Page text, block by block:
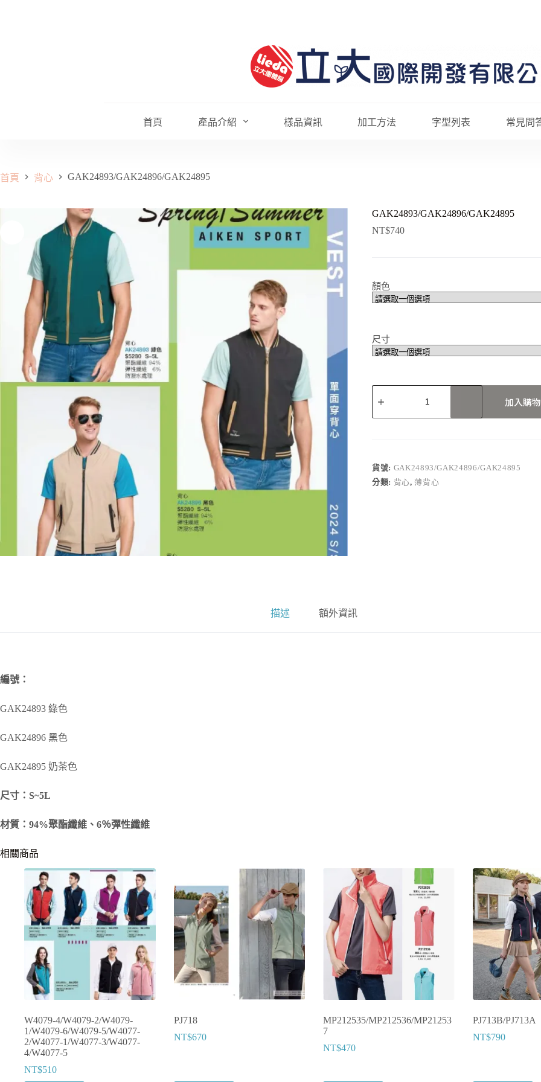
首頁 產品介紹 樣品資訊 加工方法 字型列表 常見問
首頁 背心 GAK24893/GAK24896/GAK24895
GAK24893/GAK24896/GAK24895
NT$740
顏色
尺寸
GAK24893/GAK24896/GAK24895
數
量
加入購
貨號: GAK24893/GAK24896/GAK24895
分類: 背心, 薄背心
描述 額外資訊
編號：
GAK24893 綠色
GAK24896 黑色
GAK24895 奶茶色
尺寸：S~5L
材質：94%聚酯纖維、6％彈性纖維
相關商品
W4079-4/W4079-2/W4079-
1/W4079-6/W4079-5/W4077-
2/W4077-1/W4077-3/W4077-
4/W4077-5
NT$510
PJ718
NT$670
MP212535/MP212536/MP21253
7
NT$470
PJ713B/PJ713A
NT$790